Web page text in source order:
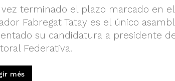
vez terminado el plazo marcado en
Fabregat Tatay es el único
su candidatura a presidente
Federativa.
més